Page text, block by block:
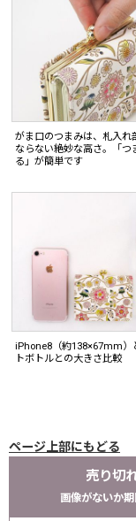
がま口のつまみは、札入れ
ならない絶妙な高さ。「つ
る」が簡単です
iPhone8（約138×67mm）
トボトルとの大きさ比較
ページ上部にもどる
売り切
画像がないか